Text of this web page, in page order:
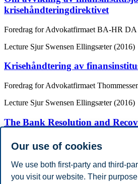
krisehåndteringdirektivet
Foredrag for Advokatfirmaet BA-HR DA
Lecture Sjur Swensen Ellingsæter (2016)
Krisehåndtering av
Foredrag for Advokatfirmaet
Lecture Sjur Swensen Ellingsæter (2016)
The Bank Resolution and
creditors of financial institutions
Lunsjseminar arrangert av forskergruppen
samfunn og miljø
Our use of cookies
We use both first-party and third-
you visit our website. Their